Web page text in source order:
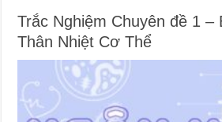
Trắc Nghiệm Chuyên đề 1 –
Thân Nhiệt Cơ Thể